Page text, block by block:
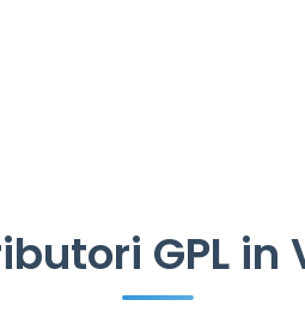
GPL in